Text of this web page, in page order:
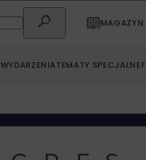
MAGAZYN
WYDARZENIATEMATY SPECJALNE